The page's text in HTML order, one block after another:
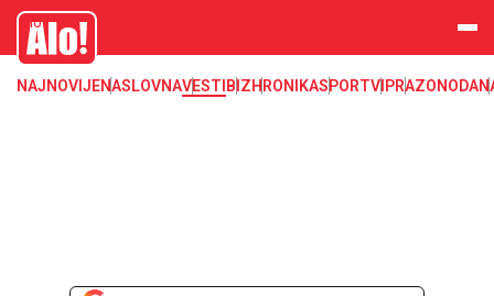
Alo
NAJNOVIJENASLOVNAVESTI BIZHRONIKASPORTVIPRAZONODA